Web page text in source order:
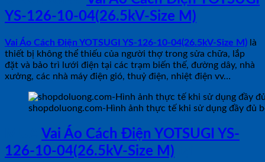
YS-126-10-04(26.5kV-Size M)
Vai Áo Cách Điện YOTSUGI YS-126-10-04(26.5kV-Size M) là
thiết bị không thể thiếu của người thợ trong sửa chữa, lắp
đặt và bảo trì lưới điện tại các trạm biến thế, đường dây, nhà
xưởng, các nhà máy điện gió, thuỷ điện, nhiệt điện vv…
shopdoluong.com-Hình ảnh thực tế khi sử dụng đầy đủ
Vai Áo Cách Điện YOTSUGI YS-
126-10-04(26.5kV-Size M)